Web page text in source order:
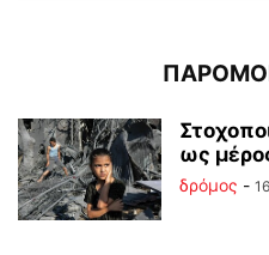
ως
δρόμος -